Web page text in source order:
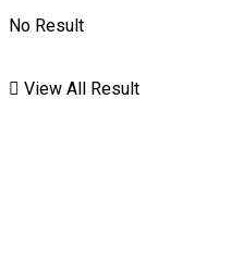
No Result
View All Result